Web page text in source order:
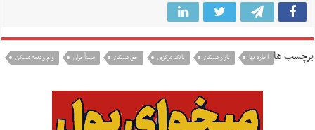
برچسب ها اجاره بها بازار مسکن بانک مرکزی حق مسکن مستأجران وام ودیعه مسکن